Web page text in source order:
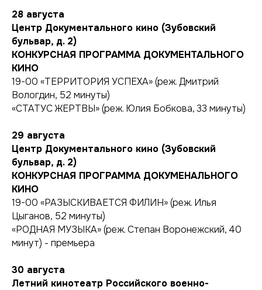
28 августа
Центр Документального кино (Зубовский
бульвар, д. 2)
КОНКУРСНАЯ ПРОГРАММА ДОКУМЕНТАЛЬНОГО
КИНО
19-00 «ТЕРРИТОРИЯ УСПЕХА» (реж. Дмитрий
Вологдин, 52 минуты)
«СТАТУС ЖЕРТВЫ» (реж. Юлия Бобкова, 33 минуты)
29 августа
Центр Документального кино (Зубовский
бульвар, д. 2)
КОНКУРСНАЯ ПРОГРАММА ДОКУМЕНАЛЬНОГО
КИНО
19-00 «РАЗЫСКИВАЕТСЯ ФИЛИН» (реж. Илья
Цыганов, 52 минуты)
«РОДНАЯ МУЗЫКА» (реж. Степан Воронежский, 40
минут) - премьера
30 августа
Летний кинотеатр Российского военно-